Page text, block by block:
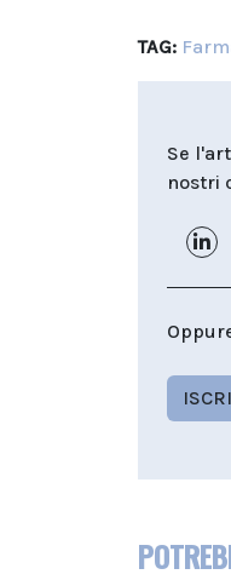
TAG:
Se
nostri